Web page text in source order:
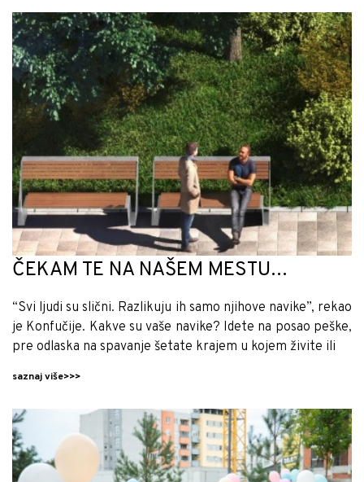
ČEKAM TE NA NAŠEM MESTU…
“Svi ljudi su slični. Razlikuju ih samo njihove navike”, rekao
je Konfučije. Kakve su vaše navike? Idete na posao peške,
pre odlaska na spavanje šetate krajem u kojem živite ili
saznaj više>>>